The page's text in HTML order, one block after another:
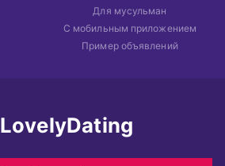
Для мусульман
С мобильным приложением
Пример объявлений
LovelyDating